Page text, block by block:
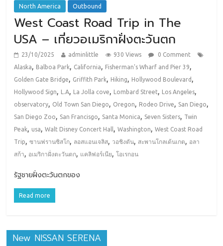
North America Outbound
West Coast Road Trip in The
USA – เที่ยวอเมริกาฝั่งตะวันตก
23/10/2025 adminlittle 930 Views
0 Comment
Alaska, Balboa Park, California, Fisherman's Wharf and Pier 39,
Golden Gate Bridge, Griffith Park, Hiking, Hollywood Boulevard ,
Hollywood Sign, L.A, La Jolla cove, Lombard Street, Los Angeles,
observatory, Old Town San Diego, Oregon, Rodeo Drive, San Diego,
San Diego Zoo, San Francisgo, Santa Monica, Seven Sisters, Twin
Peak, usa,Walt Disney Concert Hall ,Washington,West Coast Road
Trip,ซานฟรานซิสโก, ลอสแอนเจลิส, วอชิงตัน, สะพานโกลเด้นเกต, อลา
สก้า, อเมริกาฝั่งตะวันตก, แคลิฟอร์เนีย,โอเรกอน
รัฐชายฝั่งตะวันตกของ
Read more
New NISSAN SERENA